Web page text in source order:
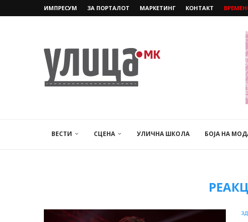
ИМПРЕСУМ ЗА ПОРТАЛОТ МАРКЕТИНГ КОНТАКТ
ВЕСТИ СЦЕНА УЛИЧНА ШКОЛА БОЈА НА